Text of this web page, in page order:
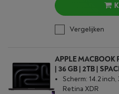
Vergelijken
APPLE MACBOOK
| 36 GB | 2TB |
Scherm: 14.2
Retina XDR